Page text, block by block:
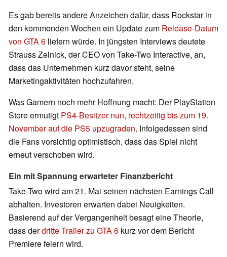
Es gab bereits andere Anzeichen dafür, dass Rockstar in
den kommenden Wochen ein Update zum Release-Datum
von GTA 6 liefern würde. In jüngsten Interviews deutete
Strauss Zelnick, der CEO von Take-Two Interactive, an,
dass das Unternehmen kurz davor steht, seine
Marketingaktivitäten hochzufahren.
Was Gamern noch mehr Hoffnung macht: Der PlayStation
Store ermutigt PS4-Besitzer nun, rechtzeitig bis zum 19.
November auf die PS5 upzugraden. Infolgedessen sind
die Fans vorsichtig optimistisch, dass das Spiel nicht
erneut verschoben wird.
Ein mit Spannung erwarteter Finanzbericht
Take-Two wird am 21. Mai seinen nächsten Earnings Call
abhalten. Investoren erwarten dabei Neuigkeiten.
Basierend auf der Vergangenheit besagt eine Theorie,
dass derdritte Trailer zu GTA 6 kurz vor dem Bericht
Premiere feiern wird.